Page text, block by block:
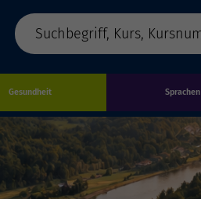
Gesundheit Sprachen